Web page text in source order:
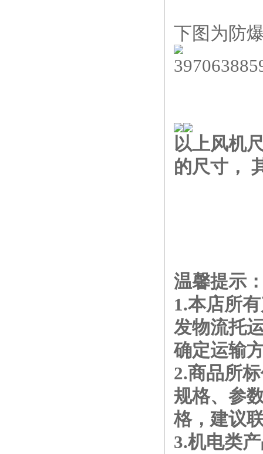
下图为防
以上风机
的尺寸，
温馨提示
1.本店所
发物流托
确定运输
2.商品所
规格、参
格，建议
3.机电类